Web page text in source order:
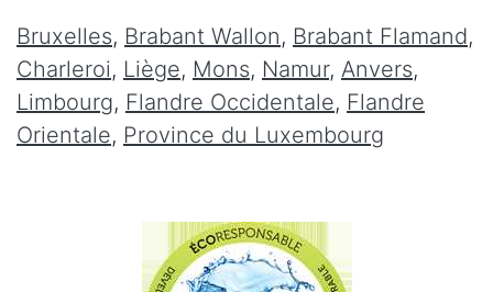
Bruxelles, Brabant Wallon, Brabant Flamand,
Charleroi, Liège, Mons, Namur, Anvers,
Limbourg, Flandre Occidentale, Flandre
Orientale, Province du Luxembourg